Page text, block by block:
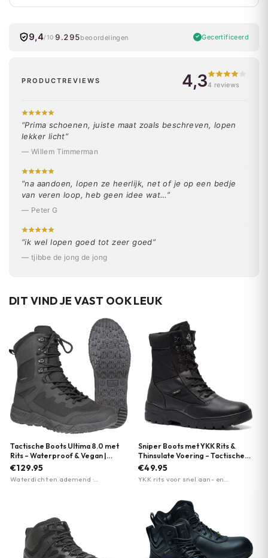
9,4/10 9.295beoordelingen Gecertificeerd
PRODUCTREVIEWS 4,34 reviews
“Prima schoenen, juiste maat zoals beschreven, lopen
lekker licht”
— Willem Timmerman
“na aandoen, lopen ze heerlijk, net of je op een bedje
van veren loop, heb geen idee wat…”
— Peter G
“ik wel lopen goed tot zeer goed”
— tjibbe de jong de jong
DIT VIND JE VAST OOK LEUK
Tactische Boots Ultima 8.0 met
Rits – Waterproof & Vegan |
Magnum | Meerdere kleuren
€129.95
Waterdicht en ademend ·
Sniper Boots met YKK Rits &
Thinsulate Voering – Tactische
Combat Boots | Fostex Garments
€49.95
YKK rits voor snel aan- en